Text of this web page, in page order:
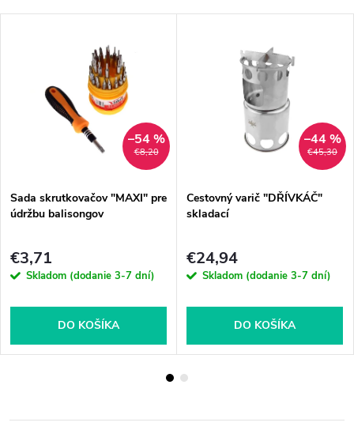
€8,20
–54 %
Sada skrutkovačov "MAXI" pre
údržbu balisongov
€3,71
Skladom (dodanie 3-7 dní)
DO KOŠÍKA
€45,30
–44 %
Cestovný varič "DŘÍVKÁČ"
skladací
€24,94
Skladom (dodanie 3-7 dní)
DO KOŠÍKA